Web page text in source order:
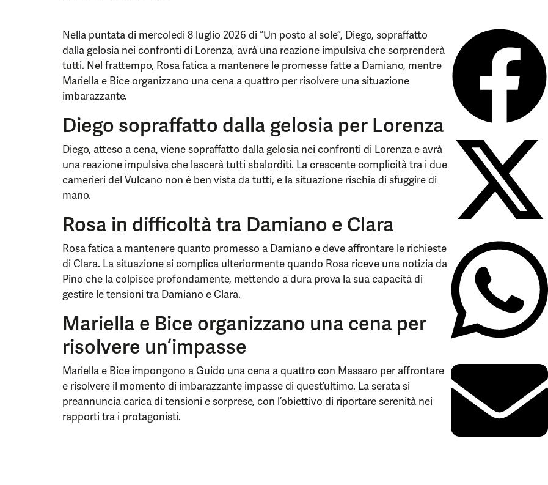
Nella puntata di mercoledì 8 luglio 2026 di “Un posto al sole”, Diego, sopraffatto
dalla gelosia nei confronti di Lorenza, avrà una reazione impulsiva che sorprenderà
tutti. Nel frattempo, Rosa fatica a mantenere le promesse fatte a Damiano, mentre
Mariella e Bice organizzano una cena a quattro per risolvere una situazione
imbarazzante.
Diego sopraffatto dalla gelosia per Lorenza
Diego, atteso a cena, viene sopraffatto dalla gelosia nei confronti di Lorenza e avrà
una reazione impulsiva che lascerà tutti sbalorditi. La crescente complicità tra i due
camerieri del Vulcano non è ben vista da tutti, e la situazione rischia di sfuggire di
mano.
Rosa in difficoltà tra Damiano e Clara
Rosa fatica a mantenere quanto promesso a Damiano e deve affrontare le richieste
di Clara. La situazione si complica ulteriormente quando Rosa riceve una notizia da
Pino che la colpisce profondamente, mettendo a dura prova la sua capacità di
gestire le tensioni tra Damiano e Clara.
Mariella e Bice organizzano una cena per
risolvere un’impasse
Mariella e Bice impongono a Guido una cena a quattro con Massaro per affrontare
e risolvere il momento di imbarazzante impasse di quest’ultimo. La serata si
preannuncia carica di tensioni e sorprese, con l’obiettivo di riportare serenità nei
rapporti tra i protagonisti.